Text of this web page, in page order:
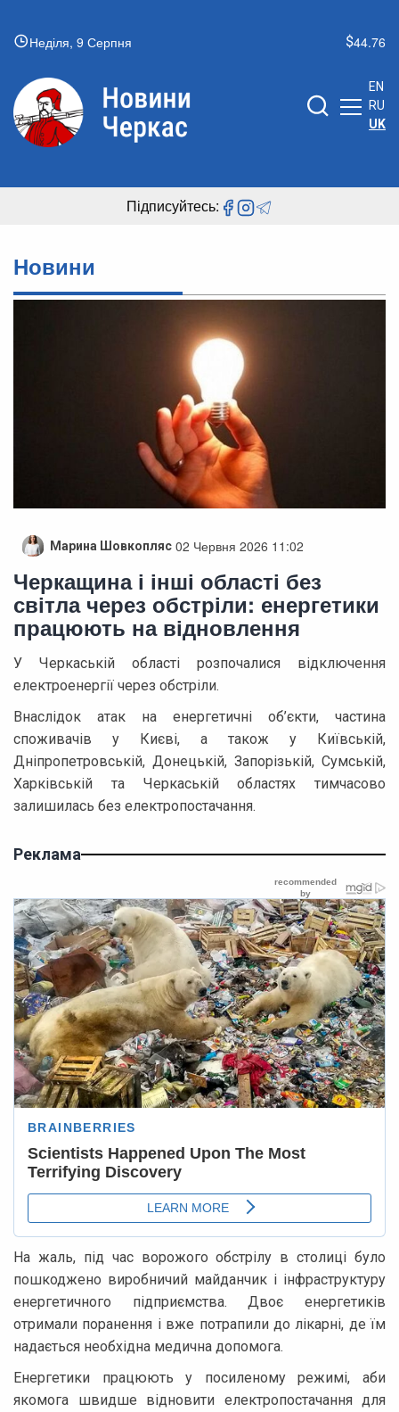
Неділя, 9 Серпня 44.76
EN
RU
UK
Підписуйтесь:
Новини
Марина Шовкопляс 02 Червня 2026 11:02
Черкащина і інші області без
світла через обстріли: енергетики
працюють на відновлення
У Черкаській області розпочалися відключення
електроенергії через обстріли.
Внаслідок атак на енергетичні об’єкти, частина
споживачів у Києві, а також у Київській,
Дніпропетровській, Донецькій, Запорізькій, Сумській,
Харківській та Черкаській областях тимчасово
залишилась без електропостачання.
Реклама
На жаль, під час ворожого обстрілу в столиці було
пошкоджено виробничий майданчик і інфраструктуру
енергетичного підприємства. Двоє енергетиків
отримали поранення і вже потрапили до лікарні, де їм
надається необхідна медична допомога.
Енергетики працюють у посиленому режимі, аби
якомога швидше відновити електропостачання для